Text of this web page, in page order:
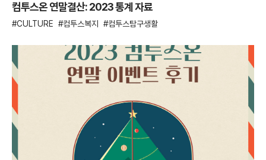
컴투스온 연말결산: 2023 통계 자료
CULTURE 컴투스복지 컴투스탐구생활